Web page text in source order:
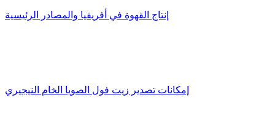
إنتاج القهوة في أفريقيا والمصادر الرئيسية
إمكانات تصدير زيت فول الصويا الخام النيجيري